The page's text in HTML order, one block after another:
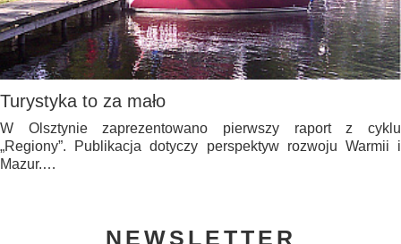
Turystyka to za mało
W Olsztynie zaprezentowano pierwszy raport z cyklu
„Regiony”. Publikacja dotyczy perspektyw rozwoju Warmii i
Mazur.…
NEWSLETTER